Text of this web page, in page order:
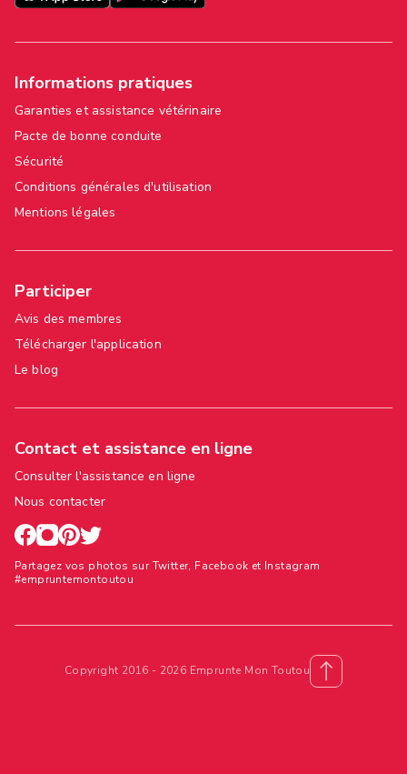
Informations pratiques
Garanties et assistance vétérinaire
Pacte de bonne conduite
Sécurité
Conditions générales d'utilisation
Mentions légales
Participer
Avis des membres
Télécharger l'application
Le blog
Contact et assistance en ligne
Consulter l'assistance en ligne
Nous contacter
Partagez vos photos sur Twitter, Facebook et Instagram
#empruntemontoutou
Copyright 2016 - 2026 Emprunte Mon Toutou